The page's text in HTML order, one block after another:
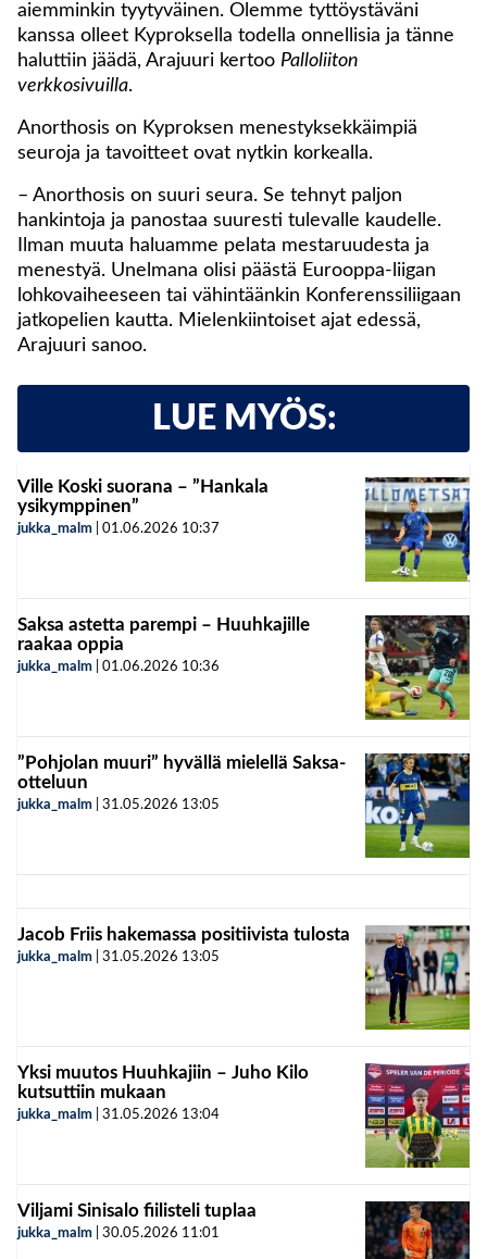
aiemminkin tyytyväinen. Olemme tyttöystäväni
kanssa olleet Kyproksella todella onnellisia ja tänne
haluttiin jäädä, Arajuuri kertoo Palloliiton
verkkosivuilla.
Anorthosis on Kyproksen menestyksekkäimpiä
seuroja ja tavoitteet ovat nytkin korkealla.
– Anorthosis on suuri seura. Se tehnyt paljon
hankintoja ja panostaa suuresti tulevalle kaudelle.
Ilman muuta haluamme pelata mestaruudesta ja
menestyä. Unelmana olisi päästä Eurooppa-liigan
lohkovaiheeseen tai vähintäänkin Konferenssiliigaan
jatkopelien kautta. Mielenkiintoiset ajat edessä,
Arajuuri sanoo.
LUE MYÖS:
Ville Koski suorana – ”Hankala
ysikymppinen”
jukka_malm 01.06.2026 10:37
Saksa astetta parempi – Huuhkajille
raakaa oppia
jukka_malm 01.06.2026 10:36
”Pohjolan muuri” hyvällä mielellä Saksa-
otteluun
jukka_malm 31.05.2026 13:05
Jacob Friis hakemassa positiivista tulosta
jukka_malm 31.05.2026 13:05
Yksi muutos Huuhkajiin – Juho Kilo
kutsuttiin mukaan
jukka_malm 31.05.2026 13:04
Viljami Sinisalo fiilisteli tuplaa
jukka_malm 30.05.2026 11:01